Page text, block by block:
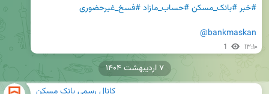
#خبر#بانک_مسکن#حساب_مازاد#فسخ_غیرحضوری
@bankmaskan
1 ۱۳:۱۰
۷ اردیبهشت ۱۴۰۴